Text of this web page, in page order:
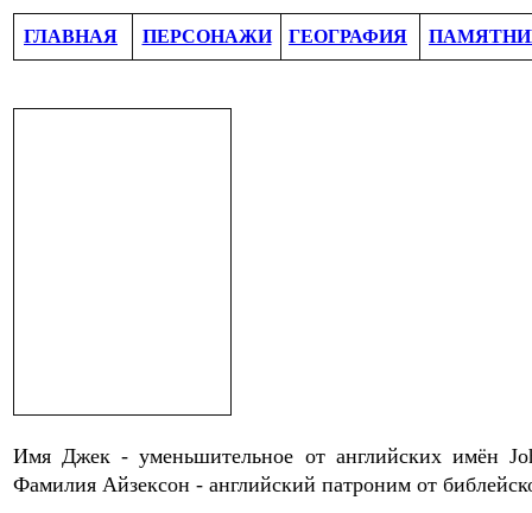
ГЛАВНАЯ ПЕРСОНАЖИ ГЕОГРАФИЯ
Имя Джек - уменьшительное от английских имён
Фамилия Айзексон - английский патроним от